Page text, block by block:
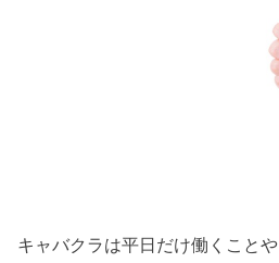
キャバクラは平日だけ働くことや